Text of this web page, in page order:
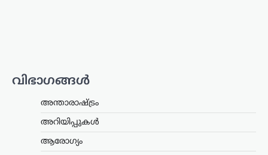
വിഭാഗങ്ങൾ
അന്താരാഷ്ട്രം
അറിയിപ്പുകൾ
ആരോഗ്യം
എം.എൻ. കാരശേരി
മുഖം പൂർണമായി മറയ്ക്കുന്ന പർദയായ
നിഖാബ് നിരോധിക്കണമെന്ന്
എഴുത്തുകാരനും സാമൂഹ്യ